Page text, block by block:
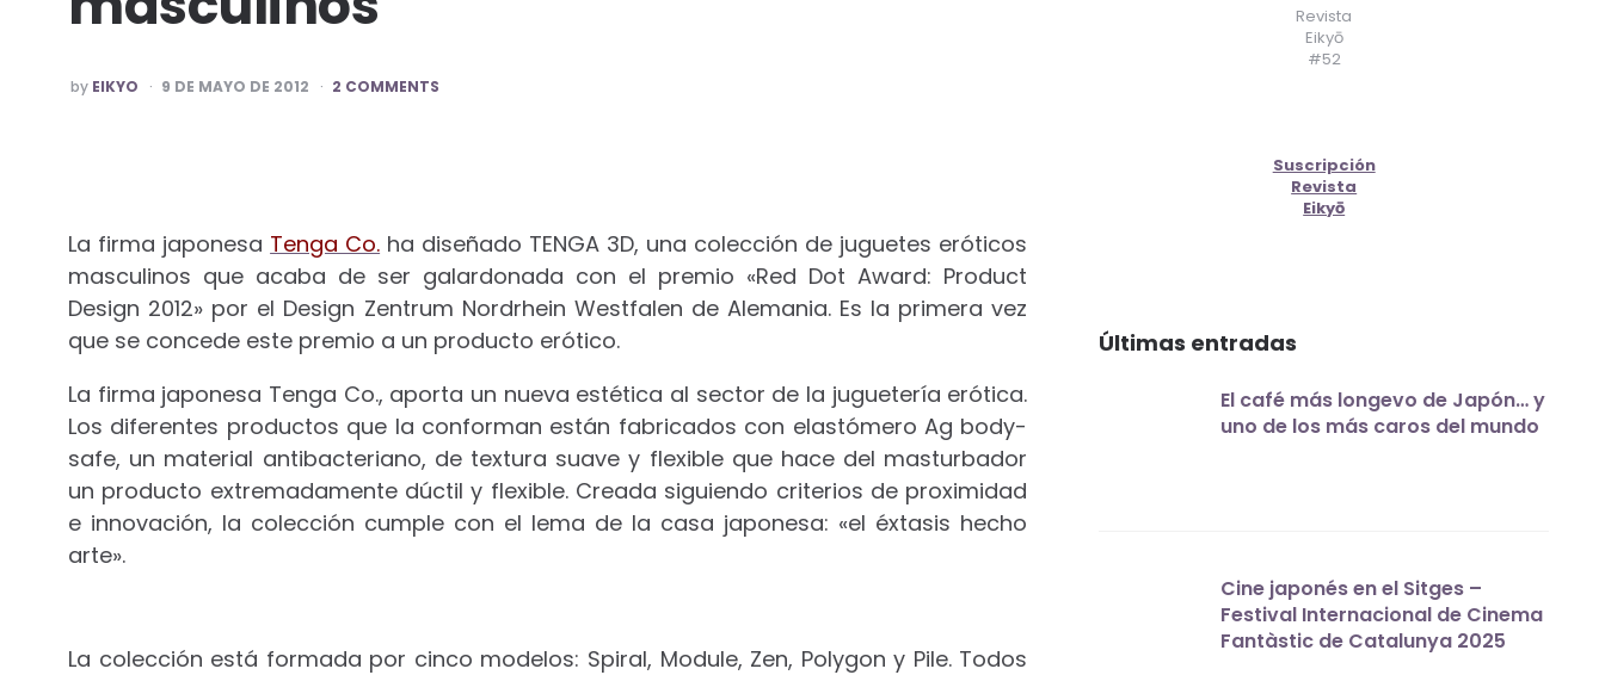
POSTED
BY
by EIKYO 9 DE MAYO DE 2012 2 COMMENTS
La firma japonesa Tenga Co. ha diseñado TENGA 3D, una colección de juguetes eróticos
masculinos que acaba de ser galardonada con el premio «Red Dot Award: Product
Design 2012» por el Design Zentrum Nordrhein Westfalen de Alemania. Es la primera vez
que se concede este premio a un producto erótico.
La firma japonesa Tenga Co., aporta un nueva estética al sector de la juguetería erótica.
Los diferentes productos que la conforman están fabricados con elastómero Ag body-
safe, un material antibacteriano, de textura suave y flexible que hace del masturbador
un producto extremadamente dúctil y flexible. Creada siguiendo criterios de proximidad
e innovación, la colección cumple con el lema de la casa japonesa: «el éxtasis hecho
arte».
La colección está formada por cinco modelos: Spiral, Module, Zen, Polygon y Pile. Todos
Revista
Eikyō
#52
Suscripción
Revista
Eikyō
Últimas entradas
El café más longevo de Japón… y
uno de los más caros del mundo
Cine japonés en el Sitges –
Festival Internacional de Cinema
Fantàstic de Catalunya 2025